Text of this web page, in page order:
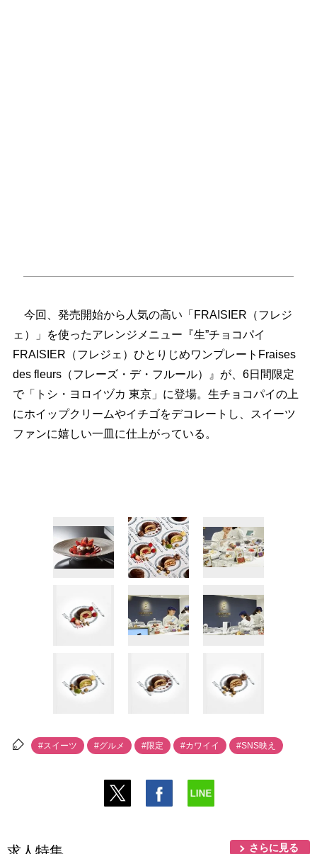
今回、発売開始から人気の高い「FRAISIER（フレジ
ェ）」を使ったアレンジメニュー『生”チョコパイ
FRAISIER（フレジェ）ひとりじめワンプレートFraises
des fleurs（フレーズ・デ・フルール）』が、6日間限定
で「トシ・ヨロイヅカ 東京」に登場。生チョコパイの上
にホイップクリームやイチゴをデコレートし、スイーツ
ファンに嬉しい一皿に仕上がっている。
#スイーツ #グルメ #限定 #カワイイ #SNS映え
さらに見る